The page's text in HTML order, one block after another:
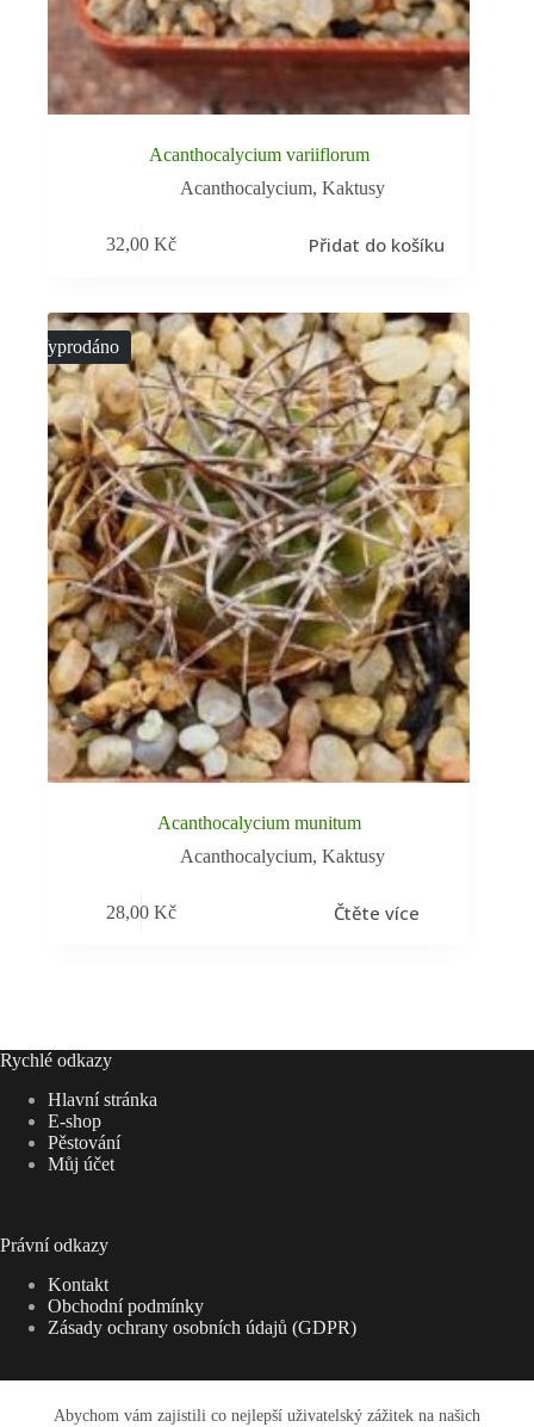
Abychom vám zajistili co nejlepší uživatelský zážitek na našich
Acanthocalycium variiflorum
Acanthocalycium,Kaktusy
32,00Kč Přidat do košíku
Vyprodáno
Acanthocalycium munitum
Acanthocalycium,Kaktusy
28,00Kč Čtěte více
Rychlé odkazy
Hlavní stránka
E-shop
Pěstování
Můj účet
Právní odkazy
Kontakt
Obchodní podmínky
Zásady ochrany osobních údajů (GDPR)